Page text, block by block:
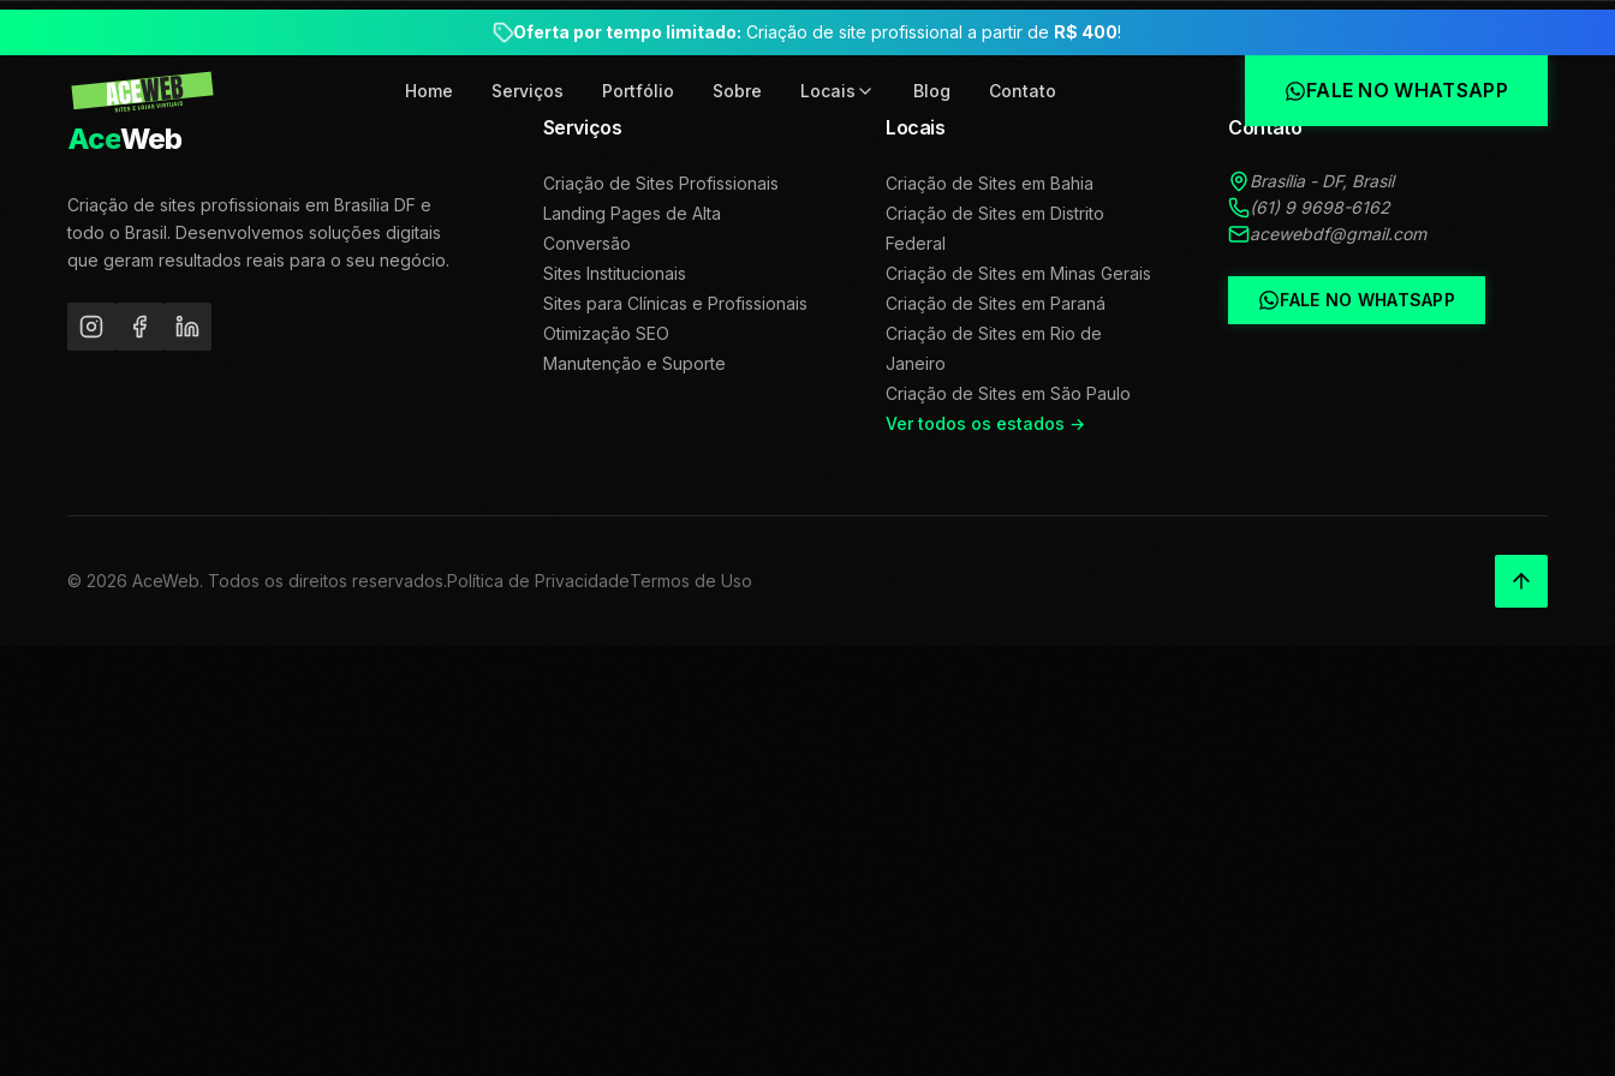
Oferta por tempo limitado: Criação de site profissional a partir de R$ 400!
Home Serviços Portfólio Sobre Locais Blog Contato FALE NO WHATSAPP
AceWeb
Criação de sites profissionais em Brasília DF e
todo o Brasil. Desenvolvemos soluções digitais
que geram resultados reais para o seu negócio.
Serviços
Criação de Sites Profissionais
Landing Pages de Alta
Conversão
Sites Institucionais
Sites para Clínicas e Profissionais
Otimização SEO
Manutenção e Suporte
Locais
Criação de Sites emBahia
Criação de Sites emDistrito
Federal
Criação de Sites emMinas Gerais
Criação de Sites emParaná
Criação de Sites emRio de
Janeiro
Criação de Sites emSão Paulo
Ver todos os estados →
Contato
Brasília - DF, Brasil
(61) 9 9698-6162
acewebdf@gmail.com
FALE NO WHATSAPP
© 2026 AceWeb. Todos os direitos reservados.Política de PrivacidadeTermos de Uso